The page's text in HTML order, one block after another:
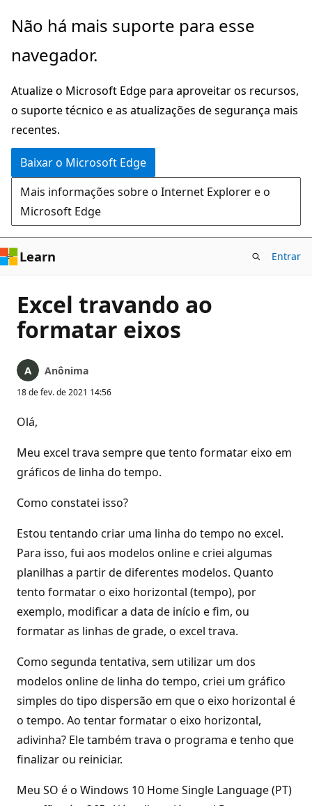
Pular
o
principal
Não há mais suporte para esse
navegador.
Atualize o Microsoft Edge para aproveitar os recursos,
o suporte técnico e as atualizações de segurança mais
recentes.
Baixar o Microsoft Edge
Mais informações sobre o Internet Explorer e o
Microsoft Edge
Learn Entrar
Excel travando ao
formatar eixos
Anônima
18 de fev. de 2021 14:56
Olá,
Meu excel trava sempre que tento formatar eixo em
gráficos de linha do tempo.
Como constatei isso?
Estou tentando criar uma linha do tempo no excel.
Para isso, fui aos modelos online e criei algumas
planilhas a partir de diferentes modelos. Quanto
tento formatar o eixo horizontal (tempo), por
exemplo, modificar a data de início e fim, ou
formatar as linhas de grade, o excel trava.
Como segunda tentativa, sem utilizar um dos
modelos online de linha do tempo, criei um gráfico
simples do tipo dispersão em que o eixo horizontal é
o tempo. Ao tentar formatar o eixo horizontal,
adivinha? Ele também trava o programa e tenho que
finalizar ou reiniciar.
Meu SO é o Windows 10 Home Single Language (PT)